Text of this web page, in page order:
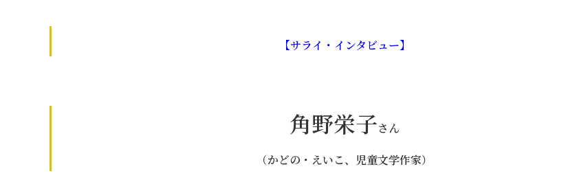
【サライ・インタビュー】
角野栄子さん
（かどの・えいこ、児童文学作家）